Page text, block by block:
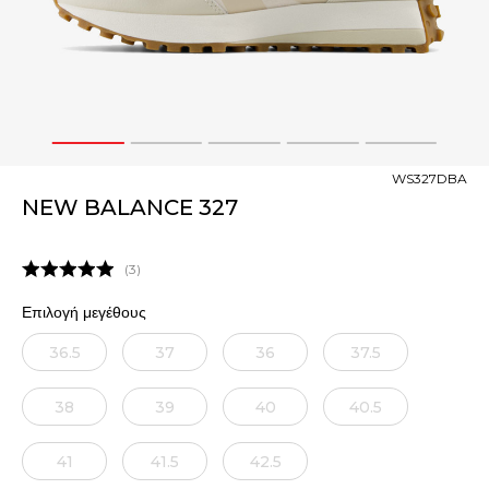
1 2 3 4 5
NEW BALANCE 327
WS327DBA
3
Επιλογή μεγέθους
36.5 37 36 37.5
38 39 40 40.5
41 41.5 42.5